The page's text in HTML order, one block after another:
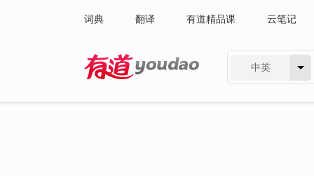
词典 翻译 有道精品课 云笔记
中英